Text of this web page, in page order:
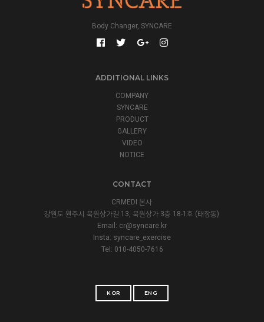
Body Changer, SYNCARE
ADDITIONAL LINKS
COMPANY
SYNCARE
PRODUCT
GALLERY
VIDEO
NOTICE
CONTACT
CRMEDI 본사
강원도 원주시 북원상가길 13, 북원상가 3층 18-1호 (태장동)
Email: cr@syncare.kr
Insta: syncare_exercise
Tel: 010-4050-7616
KOR ENG